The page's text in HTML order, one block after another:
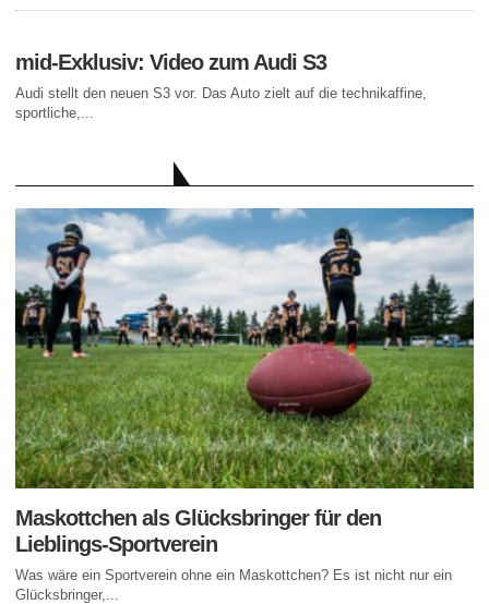
mid-Exklusiv: Video zum Audi S3
Audi stellt den neuen S3 vor. Das Auto zielt auf die technikaffine,
sportliche,...
Maskottchen als Glücksbringer für den
Lieblings-Sportverein
Was wäre ein Sportverein ohne ein Maskottchen? Es ist nicht nur ein
Glücksbringer,...